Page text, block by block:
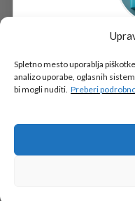
Spletno mesto uporablja
analizo uporabe, oglasnih
bi mogli nuditi. Preberi
🎁
Vpiši podatke za